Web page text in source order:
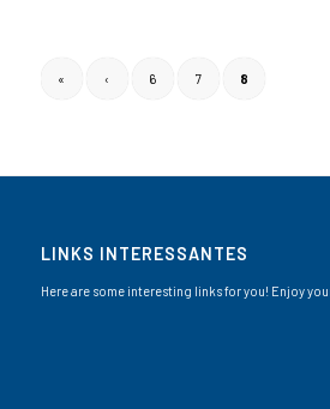
« ‹ 6 7 8
LINKS INTERESSANTES
Here are some interesting links for you! Enjoy